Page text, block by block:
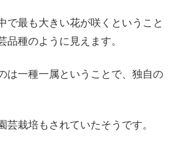
で最も大きい花が咲くということ
品種のように見えます。
は一種一属ということで、独自の
芸栽培もされていたそうです。